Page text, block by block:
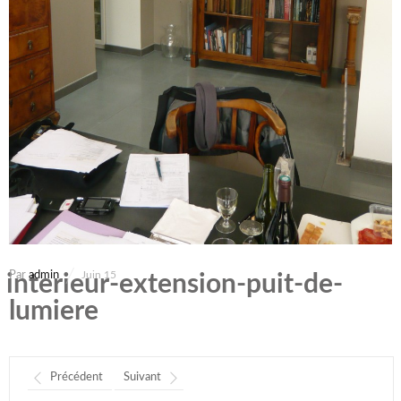
interieur-extension-puit-de-
lumiere
Par admin Juin 15
Précédent Suivant